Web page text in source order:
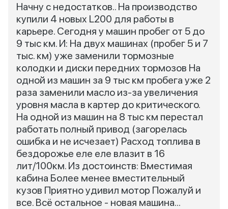
Начну с недостатков.. На производство
купили 4 новых L200 для работы в
карьере. Сегодня у машин пробег от 5 до
9 тыс км. И: На двух машинах (пробег 5 и 7
тыс. км) уже заменили тормозные
колодки и диски передних тормозов На
одной из машин за 9 тыс км пробега уже 2
раза заменили масло из-за увеличения
уровня масла в картер до критического.
На одной из машин на 8 тыс км перестал
работать полный привод (загорелась
ошибка и не исчезает) Расход топлива в
бездорожье еле еле влазит в 16
лит/100км. Из достоинств: Вместимая
кабина Более менее вместительный
кузов Приятно удивил мотор Пожалуй и
все. Всё остальное - новая машина...